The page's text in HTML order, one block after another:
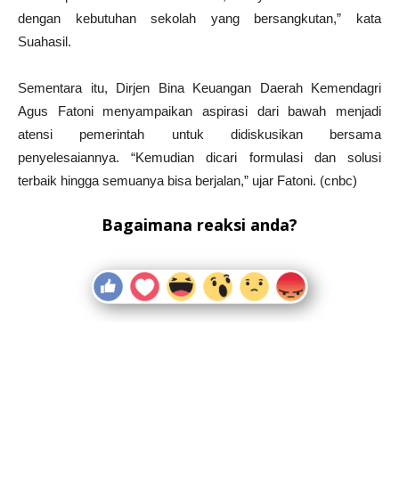
dengan kebutuhan sekolah yang bersangkutan,” kata
Suahasil.
Sementara itu, Dirjen Bina Keuangan Daerah Kemendagri
Agus Fatoni menyampaikan aspirasi dari bawah menjadi
atensi pemerintah untuk didiskusikan bersama
penyelesaiannya. “Kemudian dicari formulasi dan solusi
terbaik hingga semuanya bisa berjalan,” ujar Fatoni. (cnbc)
Bagaimana reaksi anda?